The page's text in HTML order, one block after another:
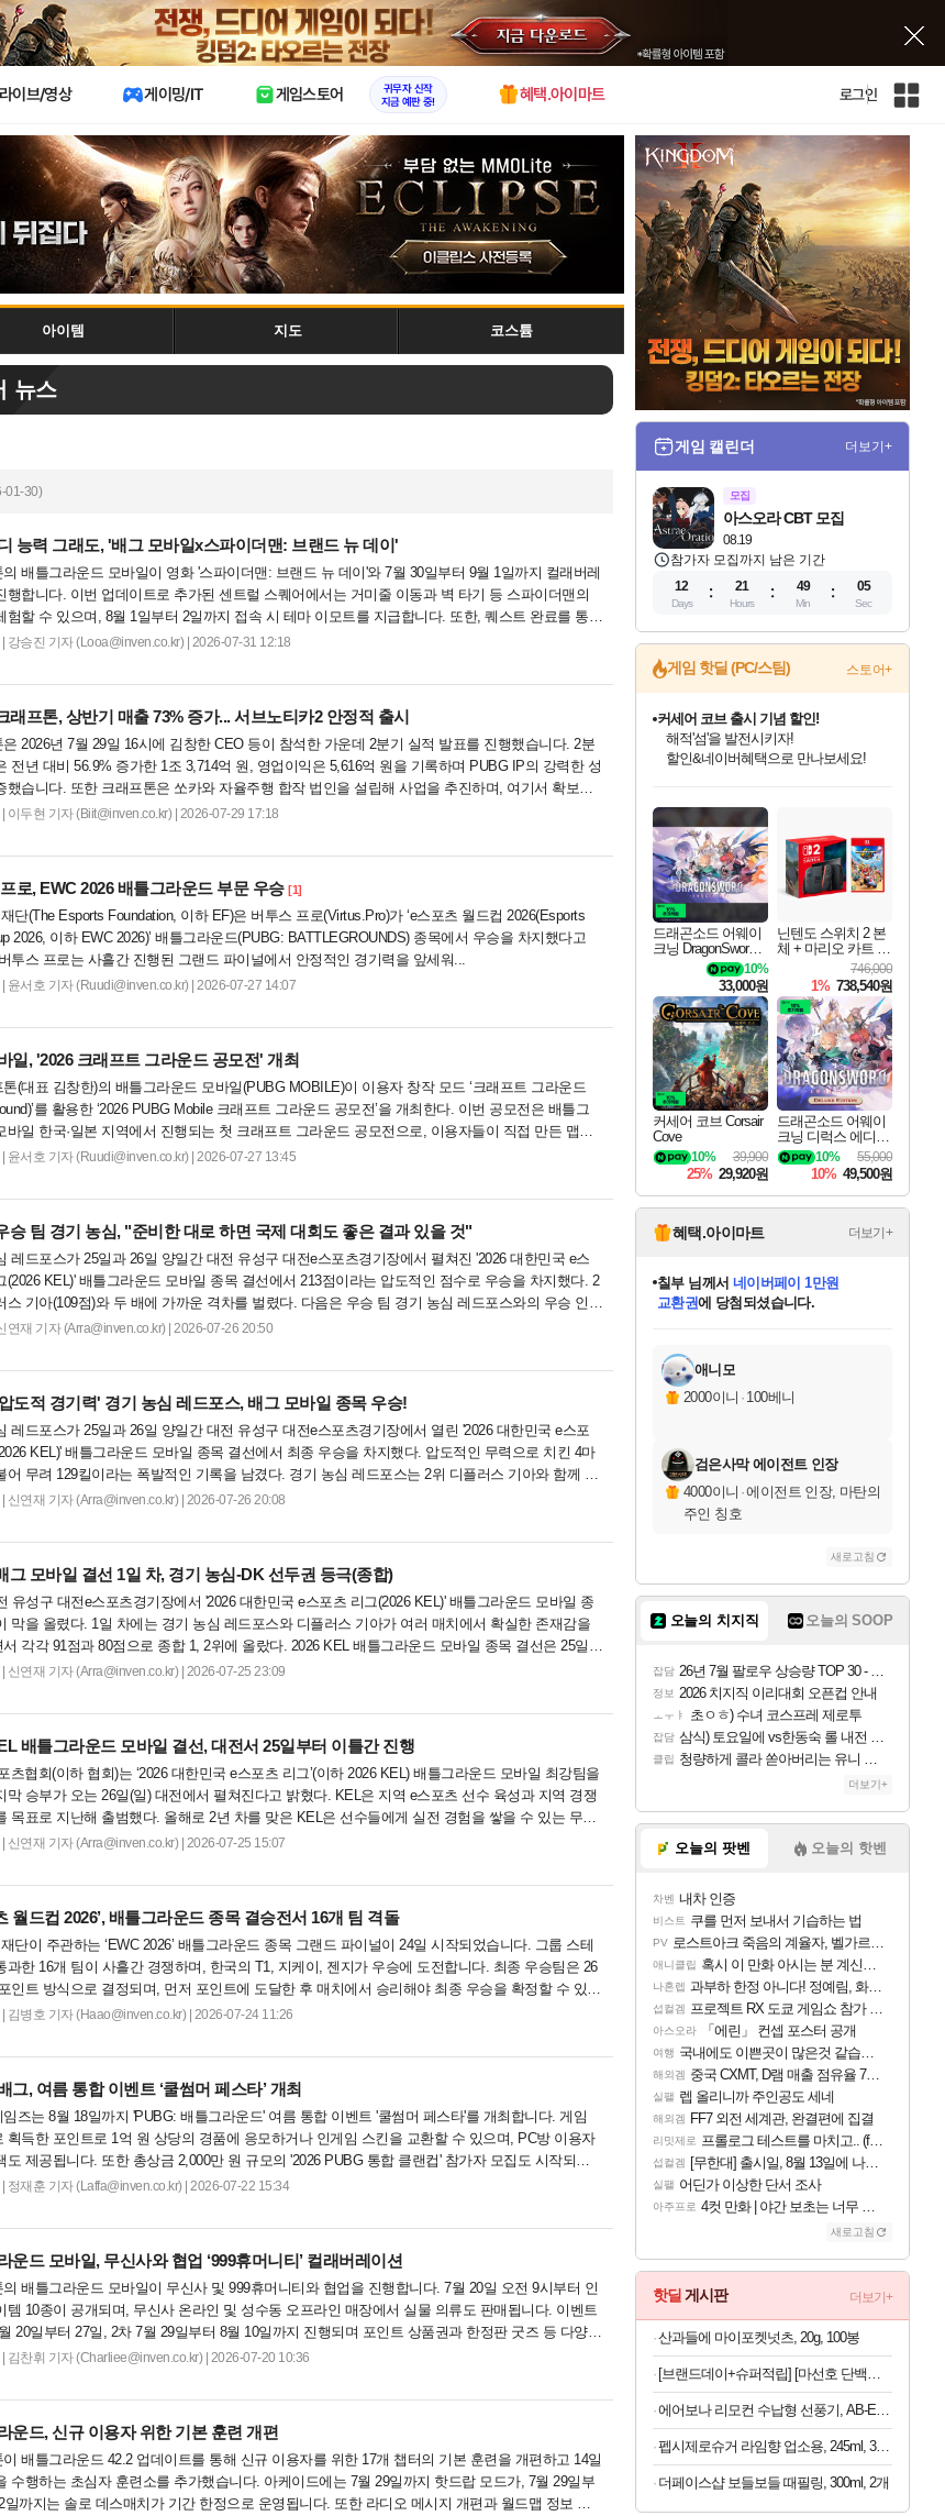
X
라이브/영상 게이밍/IT 게임스토어
귀무자 신작
지금 예판 중!
혜택.아이마트 로그인
인
사
이
트
맵
아이템 지도 코스튬
뉴스
01-30)
능력 그래도, '배그 모바일x스파이더맨: 브랜드 뉴 데이'
의 배틀그라운드 모바일이 영화 '스파이더맨: 브랜드 뉴 데이'와 7월 30일부터 9월 1일까지 컬래버레
행합니다. 이번 업데이트로 추가된 센트럴 스퀘어에서는 거미줄 이동과 벽 타기 등 스파이더맨의
험할 수 있으며, 8월 1일부터 2일까지 접속 시 테마 이모트를 지급합니다. 또한, 퀘스트 완료를 통해
리와 보상을 얻을 수 있고 크래프트 그라운드에서도 관련 템플릿을 활용한 콘텐츠 제작이.....
강승진 기자 (Looa@inven.co.kr) | 2026-07-31 12:18
래프톤, 상반기 매출 73% 증가... 서브노티카2 안정적 출시
은 2026년 7월 29일 16시에 김창한 CEO 등이 참석한 가운데 2분기 실적 발표를 진행했습니다. 2분
전년 대비 56.9% 증가한 1조 3,714억 원, 영업이익은 5,616억 원을 기록하며 PUBG IP의 강력한 성
했습니다. 또한 크래프톤은 쏘카와 자율주행 합작 법인을 설립해 사업을 추진하며, 여기서 확보한
바탕으로 피지컬 AI 연구에 박차를 가할 계획임을 밝혔습니다....
이두현 기자 (Biit@inven.co.kr) | 2026-07-29 17:18
로, EWC 2026 배틀그라운드 부문 우승 [1]
단(The Esports Foundation, 이하 EF)은 버투스 프로(Virtus.Pro)가 ‘e스포츠 월드컵 2026(Esports
2026, 이하 EWC 2026)’ 배틀그라운드(PUBG: BATTLEGROUNDS) 종목에서 우승을 차지했다고
투스 프로는 사흘간 진행된 그랜드 파이널에서 안정적인 경기력을 앞세워...
윤서호 기자 (Ruudi@inven.co.kr) | 2026-07-27 14:07
일, '2026 크래프트 그라운드 공모전' 개최
(대표 김창한)의 배틀그라운드 모바일(PUBG MOBILE)이 이용자 창작 모드 ‘크래프트 그라운드
를 활용한 ‘2026 PUBG Mobile 크래프트 그라운드 공모전’을 개최한다. 이번 공모전은 배틀그
바일 한국·일본 지역에서 진행되는 첫 크래프트 그라운드 공모전으로, 이용자들이 직접 만든 맵을
다른 이용...
윤서호 기자 (Ruudi@inven.co.kr) | 2026-07-27 13:45
승 팀 경기 농심, "준비한 대로 하면 국제 대회도 좋은 결과 있을 것"
레드포스가 25일과 26일 양일간 대전 유성구 대전e스포츠경기장에서 펼쳐진 '2026 대한민국 e스
(2026 KEL)' 배틀그라운드 모바일 종목 결선에서 213점이라는 압도적인 점수로 우승을 차지했다. 2
스 기아(109점)와 두 배에 가까운 격차를 벌렸다. 다음은 우승 팀 경기 농심 레드포스와의 우승 인터
다. Q. 우승...
연재 기자 (Arra@inven.co.kr) | 2026-07-26 20:50
도적 경기력' 경기 농심 레드포스, 배그 모바일 종목 우승!
레드포스가 25일과 26일 양일간 대전 유성구 대전e스포츠경기장에서 열린 '2026 대한민국 e스포
KEL)' 배틀그라운드 모바일 종목 결선에서 최종 우승을 차지했다. 압도적인 무력으로 치킨 4마
어 무려 129킬이라는 폭발적인 기록을 남겼다. 경기 농심 레드포스는 2위 디플러스 기아와 함께 배
드 모바일 인터네셔널컵...
신연재 기자 (Arra@inven.co.kr) | 2026-07-26 20:08
그 모바일 결선 1일 차, 경기 농심-DK 선두권 등극(종합)
유성구 대전e스포츠경기장에서 '2026 대한민국 e스포츠 리그(2026 KEL)' 배틀그라운드 모바일 종
막을 올렸다. 1일 차에는 경기 농심 레드포스와 디플러스 기아가 여러 매치에서 확실한 존재감을
서 각각 91점과 80점으로 종합 1, 2위에 올랐다. 2026 KEL 배틀그라운드 모바일 종목 결선은 25일과
간 하...
신연재 기자 (Arra@inven.co.kr) | 2026-07-25 23:09
배틀그라운드 모바일 결선, 대전서 25일부터 이틀간 진행
츠협회(이하 협회)는 ‘2026 대한민국 e스포츠 리그’(이하 2026 KEL) 배틀그라운드 모바일 최강팀을
막 승부가 오는 26일(일) 대전에서 펼쳐진다고 밝혔다. KEL은 지역 e스포츠 선수 육성과 지역 경쟁
목표로 지난해 출범했다. 올해로 2년 차를 맞은 KEL은 선수들에게 실전 경험을 쌓을 수 있는 무대
는 한편,...
신연재 기자 (Arra@inven.co.kr) | 2026-07-25 15:07
월드컵 2026’, 배틀그라운드 종목 결승전서 16개 팀 격돌
단이 주관하는 ‘EWC 2026’ 배틀그라운드 종목 그랜드 파이널이 24일 시작되었습니다. 그룹 스테
과한 16개 팀이 사흘간 경쟁하며, 한국의 T1, 지케이, 젠지가 우승에 도전합니다. 최종 우승팀은 26
인트 방식으로 결정되며, 먼저 포인트에 도달한 후 매치에서 승리해야 최종 우승을 확정할 수 있어
치열한 승부가 예상됩니다. 자세한 내용은 공식 홈페이지에서 확인 가능합니다....
김병호 기자 (Haao@inven.co.kr) | 2026-07-24 11:26
그, 여름 통합 이벤트 ‘쿨썸머 페스타’ 개최
임즈는 8월 18일까지 'PUBG: 배틀그라운드' 여름 통합 이벤트 '쿨썸머 페스타'를 개최합니다. 게임
획득한 포인트로 1억 원 상당의 경품에 응모하거나 인게임 스킨을 교환할 수 있으며, PC방 이용자
도 제공됩니다. 또한 총상금 2,000만 원 규모의 '2026 PUBG 통합 클랜컵' 참가자 모집도 시작되어
합 클랜 대항전이 펼쳐질 예정입니다....
정재훈 기자 (Laffa@inven.co.kr) | 2026-07-22 15:34
운드 모바일, 무신사와 협업 ‘999휴머니티’ 컬래버레이션
의 배틀그라운드 모바일이 무신사 및 999휴머니티와 협업을 진행합니다. 7월 20일 오전 9시부터 인
템 10종이 공개되며, 무신사 온라인 및 성수동 오프라인 매장에서 실물 의류도 판매됩니다. 이벤트
20일부터 27일, 2차 7월 29일부터 8월 10일까지 진행되며 포인트 상품권과 한정판 굿즈 등 다양한
공할 예정입니다. 상세 내용은 공식 카페에서 확인 가능합니다....
김찬휘 기자 (Charliee@inven.co.kr) | 2026-07-20 10:36
운드, 신규 이용자 위한 기본 훈련 개편
이 배틀그라운드 42.2 업데이트를 통해 신규 이용자를 위한 17개 챕터의 기본 훈련을 개편하고 14일
수행하는 초심자 훈련소를 추가했습니다. 아케이드에는 7월 29일까지 핫드랍 모드가, 7월 29일부
일까지는 솔로 데스매치가 기간 한정으로 운영됩니다. 또한 라디오 메시지 개편과 월드맵 정보 통
게임 캘린더 더보기+
모집
08.19
아스오라 CBT 모집
참가자 모집까지 남은 기간
12
Days
21
Hours
49
Min
04
Sec
게임 핫딜 (PC/스팀) 스토어+
네이버혜택과 함께 만나보세요!
50%할인&추가 적립까지!
이니&베니 혜택까지!
네이버 혜택가와 함께 예약하세요!
커세어 코브 출시 기념 할인!
해적'섬'을 발전시키자!
할인&네이버혜택으로 만나보세요!
더 렐릭 퍼스트 가디언 정식 출시
설화x하드코어 액션!
네이버페이 혜택과 만나보세요!
40주년 프로모션으로 만나보세요!
네이버 포인트 혜택까지!
할인가에 만나보세요!
일부 에디션 상시 할인!
혜택으로 예약 판매 중
편안하게 충전하세요
드래곤소드 어웨이
크닝 DragonSword A
10%
33,000원
닌텐도 스위치 2 본
체 + 마리오 카트 월
746,000
1% 738,540원
커세어 코브 Corsair
Cove
39,900
10%
25% 29,920원
드래곤소드 어웨이
크닝 디럭스 에디션
DragonSword Awake
ning Deluxe Edition
55,000
10%
10% 49,500원
혜택.아이마트 더보기+
당첨되셨습니다.
당첨되셨습니다.
칠부님께서 네이버페이 1만원
교환권에 당첨되셨습니다.
당첨되셨습니다.
당첨되셨습니다.
에디션 (스팀코드)
당첨되셨습니다.
당첨되셨습니다.
당첨되셨습니다.
당첨되셨습니다.
애니모
2000이니 · 100베니
검은사막 에이전트 인장
4000이니 ·에이전트 인장, 마탄의
주인 칭호
새로고침
오늘의 치지직 오늘의 SOOP
잡담 26년 7월 팔로우 상승량 TOP 30 - 월간 치지직
정보 2026 치지직 이리대회 오픈컵 안내
ㅗㅜㅑ 초ㅇㅎ) 수녀 코스프레 제로투
잡담 삼식) 토요일에 vs한동숙 롤 내전 예정
클립 청량하게 콜라 쏟아버리는 유니 ㅋㅋㅋ
더보기+
오늘의 팟벤 오늘의 핫벤
차벤 내차 인증
비스트 쿠를 먼저 보내서 기습하는 법
PV 로스트아크 죽음의 계율자, 벨가르딘 티저
애니클립 혹시 이 만화 아시는 분 계신가요
나혼렙 과부하 한정 아니다! 정예림, 화속성 서포터 세대 교체
섭컬겜 프로젝트 RX 도쿄 게임쇼 참가 결정
아스오라 「에린」 컨셉 포스터 공개
여행 국내에도 이쁜곳이 많은것 같습니다
해외겜 중국 CXMT, D램 매출 점유율 7%…글로벌 4위로 부상
실팰 렙 올리니까 주인공도 세네
해외겜 FF7 외전 세계관, 완결편에 집결
리밋제로 프롤로그 테스트를 마치고.. (feat. 리아)
섭컬겜 [무한대] 출시일, 8월 13일에 나오나
실팰 어딘가 이상한 단서 조사
아주프로 4컷 만화 | 야간 보초는 너무 힘들어
새로고침
핫딜 게시판 더보기+
산과들에 마이포켓넛츠, 20g, 100봉
[브랜드데이+슈퍼적립] [마선호 단백질] 셀렉스 프로핏 Sports WPI 드링크 초콜릿, 330ml, 12개
에어보나 리모컨 수납형 선풍기, AB-E500FF, 1개
펩시제로슈거 라임향 업소용, 245ml, 30개
더페이스샵 보들보들 때필링, 300ml, 2개